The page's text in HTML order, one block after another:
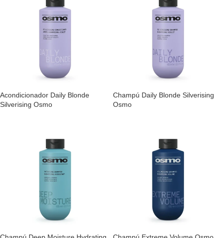
Acondicionador Daily Blonde
Silverising Osmo
Champú Daily Blonde Silverising
Osmo